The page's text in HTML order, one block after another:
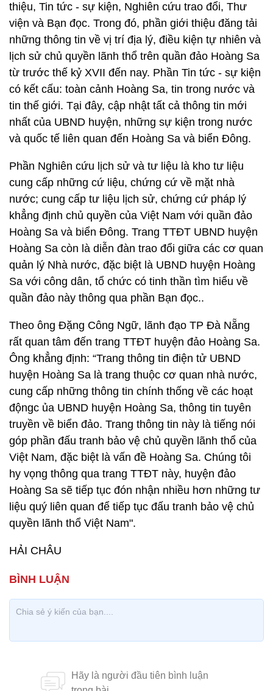
thiệu, Tin tức - sự kiện, Nghiên cứu trao đổi, Thư
viện và Bạn đọc. Trong đó, phần giới thiệu đăng tải
những thông tin về vị trí địa lý, điều kiện tự nhiên và
lịch sử chủ quyền lãnh thổ trên quần đảo Hoàng Sa
từ trước thế kỷ XVII đến nay. Phần Tin tức - sự kiện
có kết cấu: toàn cảnh Hoàng Sa, tin trong nước và
tin thế giới. Tại đây, cập nhật tất cả thông tin mới
nhất của UBND huyện, những sự kiện trong nước
và quốc tế liên quan đến Hoàng Sa và biển Đông.
Phần Nghiên cứu lịch sử và tư liệu là kho tư liệu
cung cấp những cứ liệu, chứng cứ về mặt nhà
nước; cung cấp tư liệu lịch sử, chứng cứ pháp lý
khẳng định chủ quyền của Việt Nam với quần đảo
Hoàng Sa và biển Đông. Trang TTĐT UBND huyện
Hoàng Sa còn là diễn đàn trao đổi giữa các cơ quan
quản lý Nhà nước, đặc biệt là UBND huyện Hoàng
Sa với công dân, tổ chức có tinh thần tìm hiểu về
quần đảo này thông qua phần Bạn đọc..
Theo ông Đặng Công Ngữ, lãnh đạo TP Đà Nẵng
rất quan tâm đến trang TTĐT huyện đảo Hoàng Sa.
Ông khẳng định: “Trang thông tin điện tử UBND
huyện Hoàng Sa là trang thuộc cơ quan nhà nước,
cung cấp những thông tin chính thống về các hoạt
độngc ủa UBND huyện Hoàng Sa, thông tin tuyên
truyền về biển đảo. Trang thông tin này là tiếng nói
góp phần đấu tranh bảo vệ chủ quyền lãnh thổ của
Việt Nam, đặc biệt là vấn đề Hoàng Sa. Chúng tôi
hy vọng thông qua trang TTĐT này, huyện đảo
Hoàng Sa sẽ tiếp tục đón nhận nhiều hơn những tư
liệu quý liên quan để tiếp tục đấu tranh bảo vệ chủ
quyền lãnh thổ Việt Nam".
HẢI CHÂU